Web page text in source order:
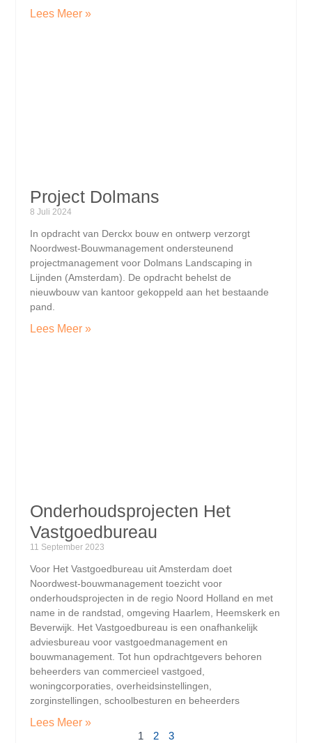
Lees Meer »
Project Dolmans
8 Juli 2024
In opdracht van Derckx bouw en ontwerp verzorgt
Noordwest-Bouwmanagement ondersteunend
projectmanagement voor Dolmans Landscaping in
Lijnden (Amsterdam). De opdracht behelst de
nieuwbouw van kantoor gekoppeld aan het bestaande
pand.
Lees Meer »
Onderhoudsprojecten Het
Vastgoedbureau
11 September 2023
Voor Het Vastgoedbureau uit Amsterdam doet
Noordwest-bouwmanagement toezicht voor
onderhoudsprojecten in de regio Noord Holland en met
name in de randstad, omgeving Haarlem, Heemskerk en
Beverwijk. Het Vastgoedbureau is een onafhankelijk
adviesbureau voor vastgoedmanagement en
bouwmanagement. Tot hun opdrachtgevers behoren
beheerders van commercieel vastgoed,
woningcorporaties, overheidsinstellingen,
zorginstellingen, schoolbesturen en beheerders
Lees Meer »
1
2 3